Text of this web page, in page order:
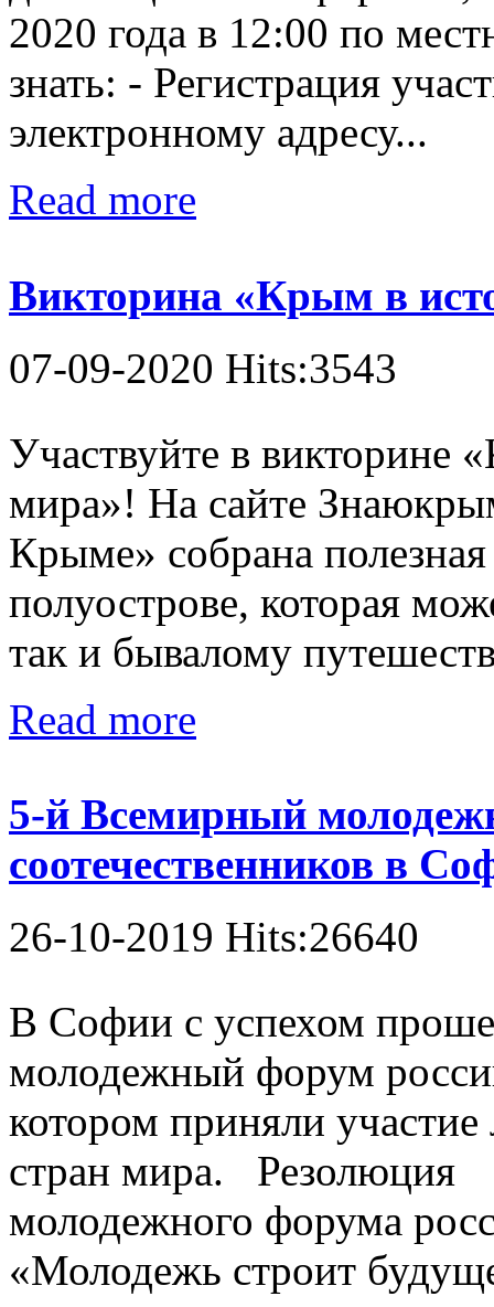
2020 года в 12:00 по
знать: - Регистрация
электронному адресу...
Read more
Викторина «Крым в
07-09-2020 Hits:3543
Участвуйте в викторине
мира»! На сайте
Крыме» собрана
полуострове, которая
так и бывалому
Read more
5-й Всемирный
соотечественников в
26-10-2019 Hits:26640
В Софии с успехом
молодежный форум
котором приняли
стран мира.
молодежного форума
«Молодежь строит